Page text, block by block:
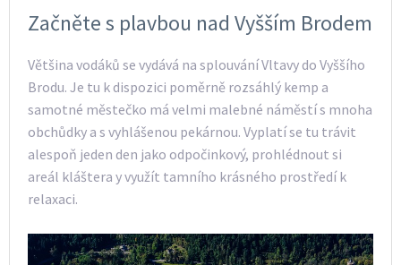
Začněte s plavbou nad Vyšším Brodem
Většina vodáků se vydává na splouvání Vltavy do Vyššího
Brodu. Je tu k dispozici poměrně rozsáhlý kemp a
samotné městečko má velmi malebné náměstí s mnoha
obchůdky a s vyhlášenou pekárnou. Vyplatí se tu trávit
alespoň jeden den jako odpočinkový, prohlédnout si
areál kláštera y využít tamního krásného prostředí k
relaxaci.